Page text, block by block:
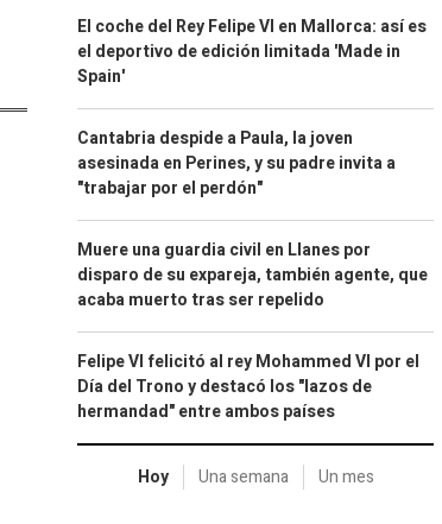
El coche del Rey Felipe VI en Mallorca: así es
el deportivo de edición limitada 'Made in
Spain'
Cantabria despide a Paula, la joven
asesinada en Perines, y su padre invita a
"trabajar por el perdón"
Muere una guardia civil en Llanes por
disparo de su expareja, también agente, que
acaba muerto tras ser repelido
Felipe VI felicitó al rey Mohammed VI por el
Día del Trono y destacó los "lazos de
hermandad" entre ambos países
Hoy Una semana Un mes